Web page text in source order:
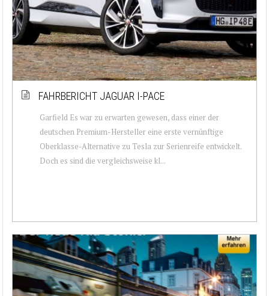
FAHRBERICHT JAGUAR I-PACE
Garfield Es war zu erwarten gewesen, dass einer der
deutschen Premium-Hersteller eine erste vernünftige
Oberklasse-Alternative zu Tesla zur Serienreife entwickelt.
Doch es sind die vergleichsweise kl...